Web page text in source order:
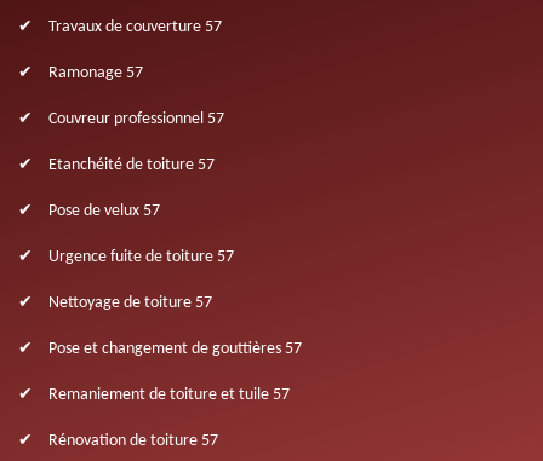
Travaux de couverture 57
Ramonage 57
Couvreur professionnel 57
Etanchéité de toiture 57
Pose de velux 57
Urgence fuite de toiture 57
Nettoyage de toiture 57
Pose et changement de gouttières 57
Remaniement de toiture et tuile 57
Rénovation de toiture 57